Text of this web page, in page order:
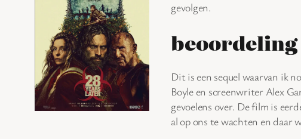
gevolgen.
beoordeling
Dit is een sequel waarvan ik
Boyle en screenwriter Alex
gevoelens over. De film is
al op ons te wachten en daar